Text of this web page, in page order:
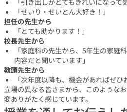
「引き出しがとてもきれいになって
「せいり・せいとん大好き！」
担任の先生から
「とても助かります！」
校長先生から
「家庭科の先生から、5年生の家庭
内容だと聞いています」
教頭先生から
「次年度以降も、機会があればぜひ
立場の異なる皆さまから、このような
変ありがたく感じています。